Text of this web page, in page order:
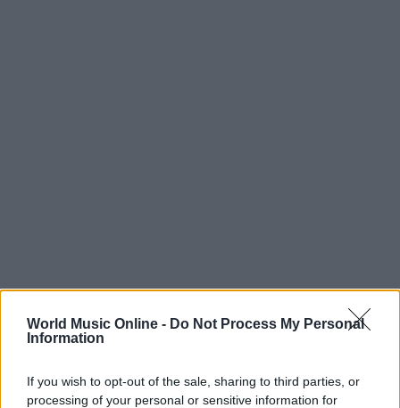
World Music Online - Do Not Process My Personal
Information
If you wish to opt-out of the sale, sharing to third parties, or
processing of your personal or sensitive information for
Redazione